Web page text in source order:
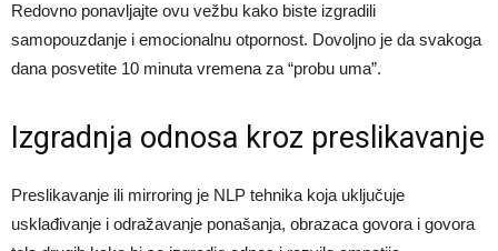
Redovno ponavljajte ovu vežbu kako biste izgradili
samopouzdanje i emocionalnu otpornost. Dovoljno je da svakoga
dana posvetite 10 minuta vremena za “probu uma”.
Izgradnja odnosa kroz preslikavanje
Preslikavanje ili mirroring je NLP tehnika koja uključuje
usklađivanje i odražavanje ponašanja, obrazaca govora i govora